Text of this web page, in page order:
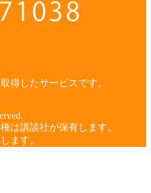
得したサービスです。
は講談社が保有します。
ます。